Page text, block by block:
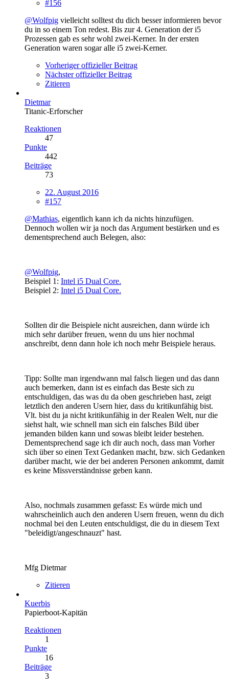
#156
@Wolfpig vielleicht solltest du dich besser informieren bevor
du in so einem Ton redest. Bis zur 4. Generation der i5
Prozessen gab es sehr wohl zwei-Kerner. In der ersten
Generation waren sogar alle i5 zwei-Kerner.
Vorheriger offizieller Beitrag
Nächster offizieller Beitrag
Zitieren
Dietmar
Titanic-Erforscher
Reaktionen
47
Punkte
442
Beiträge
73
22. August 2016
#157
@Mathias, eigentlich kann ich da nichts hinzufügen.
Dennoch wollen wir ja noch das Argument bestärken und es
dementsprechend auch Belegen, also:
@Wolfpig,
Beispiel 1: Intel i5 Dual Core.
Beispiel 2: Intel i5 Dual Core.
Sollten dir die Beispiele nicht ausreichen, dann würde ich
mich sehr darüber freuen, wenn du uns hier nochmal
anschreibt, denn dann hole ich noch mehr Beispiele heraus.
Tipp: Sollte man irgendwann mal falsch liegen und das dann
auch bemerken, dann ist es einfach das Beste sich zu
entschuldigen, das was du da oben geschrieben hast, zeigt
letztlich den anderen Usern hier, dass du kritikunfähig bist.
Vlt. bist du ja nicht kritikunfähig in der Realen Welt, nur die
siehst halt, wie schnell man sich ein falsches Bild über
jemanden bilden kann und sowas bleibt leider bestehen.
Dementsprechend sage ich dir auch noch, dass man Vorher
sich über so einen Text Gedanken macht, bzw. sich Gedanken
darüber macht, wie der bei anderen Personen ankommt, damit
es keine Missverständnisse geben kann.
Also, nochmals zusammen gefasst: Es würde mich und
wahrscheinlich auch den anderen Usern freuen, wenn du dich
nochmal bei den Leuten entschuldigst, die du in diesem Text
"beleidigt/angeschnauzt" hast.
Mfg Dietmar
Zitieren
Kuerbis
Papierboot-Kapitän
Reaktionen
1
Punkte
16
Beiträge
3